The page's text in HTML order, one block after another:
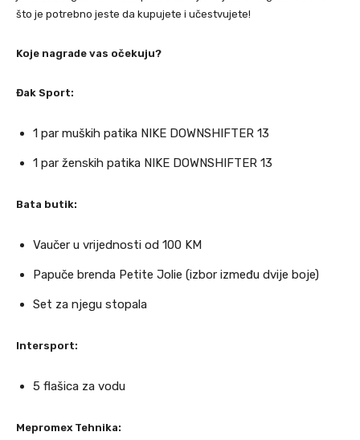
što je potrebno jeste da kupujete i učestvujete!
Koje nagrade vas očekuju?
Đak Sport:
1 par muških patika NIKE DOWNSHIFTER 13
1 par ženskih patika NIKE DOWNSHIFTER 13
Bata butik:
Vaučer u vrijednosti od 100 KM
Papuče brenda Petite Jolie (izbor između dvije boje)
Set za njegu stopala
Intersport:
5 flašica za vodu
Mepromex Tehnika: